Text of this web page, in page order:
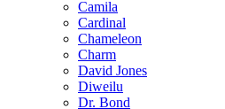
Camila
Cardinal
Chameleon
Charm
David Jones
Diweilu
Dr. Bond